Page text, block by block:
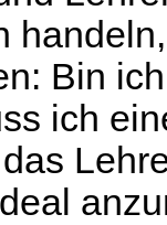
Bin
ich